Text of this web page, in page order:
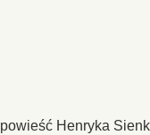
powieść Henryka